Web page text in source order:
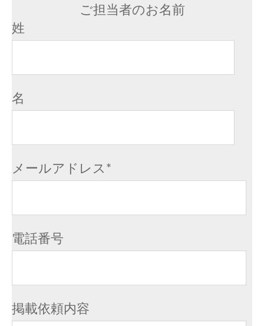
ご担当者のお名前
姓
名
メールアドレス*
電話番号
掲載依頼内容